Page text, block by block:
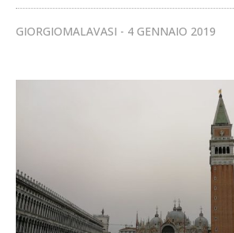
GIORGIOMALAVASI 4 GENNAIO 2019